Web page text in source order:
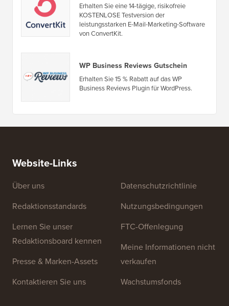
Erhalten Sie eine 14-tägige, risikofreie
KOSTENLOSE Testversion der
leistungsstarken E-Mail-Marketing-Software
von ConvertKit.
WP Business Reviews Gutschein
Erhalten Sie 15 % Rabatt auf das WP
Business Reviews Plugin für WordPress.
Website-Links
Über uns
Redaktionsstandards
Lernen Sie unser
Redaktionsboard kennen
Presse & Marken-Assets
Kontaktieren Sie uns
Datenschutzrichtlinie
Nutzungsbedingungen
FTC-Offenlegung
Meine Informationen nicht
verkaufen
Wachstumsfonds